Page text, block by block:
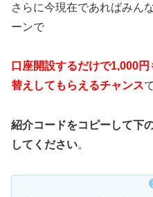
さらに今現在であればみん
ーンで
口座開設するだけで1,000
替えしてもらえるチャンス
紹介コードをコピーして下
してください。